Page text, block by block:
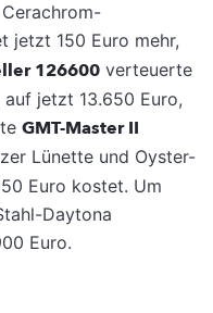
jetzt 150 Euro mehr,
126600 verteuerte
jetzt 13.650 Euro,
GMT-Master II
Lünette und Oyster-
Euro kostet. Um
Daytona
Euro.